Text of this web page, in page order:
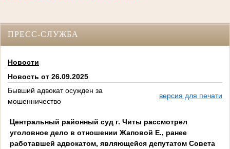
ПРЕСС-СЛУЖБА
Новости
Новость от 26.09.2025
Бывший адвокат осужден за
мошенничество
версия для печати
Центральный районный суд г. Читы рассмотрел
уголовное дело в отношении Жаповой Е., ранее
работавшей адвокатом, являющейся депутатом Совета